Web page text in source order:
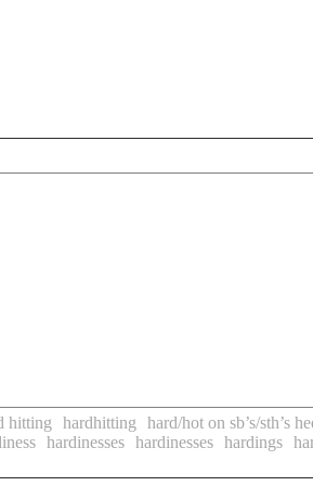
hitting hardhitting
hard/hot on sb’s/sth’s
hardinesses hardinesses hardings